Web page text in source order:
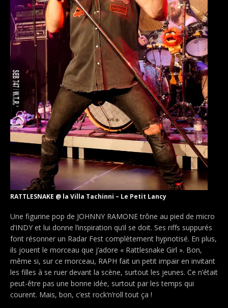
RATTLESNAKE @ la Villa Tachinni – Le Petit Lancy
Une figurine pop de JOHNNY RAMONE trône au pied de micro
d’INDY et lui donne l’inspiration qu’il se doit. Ses riffs suppurés
font résonner un Radar Fest complètement hypnotisé. En plus,
ils jouent le morceau que j’adore « Rattlesnake Girl ». Bon,
même si, sur ce morceau, RAPH fait un petit impair en invitant
les filles à se ruer devant la scène, surtout les jeunes. Ce n’était
peut-être pas une bonne idée, surtout par les temps qui
courent. Mais, bon, c’est rock‘n’roll tout ça !